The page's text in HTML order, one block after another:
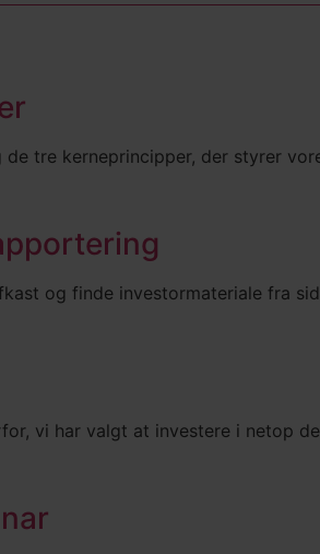
tre kerneprincipper, der styrer
og finde investormateriale fra
vi har valgt at investere i netop